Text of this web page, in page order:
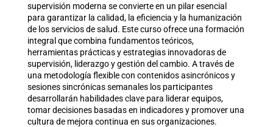
supervisión moderna se convierte en un pilar esencial
para garantizar la calidad, la eficiencia y la humanización
de los servicios de salud. Este curso ofrece una formación
integral que combina fundamentos teóricos,
herramientas prácticas y estrategias innovadoras de
supervisión, liderazgo y gestión del cambio. A través de
una metodología flexible con contenidos asincrónicos y
sesiones sincrónicas semanales los participantes
desarrollarán habilidades clave para liderar equipos,
tomar decisiones basadas en indicadores y promover una
cultura de mejora continua en sus organizaciones.